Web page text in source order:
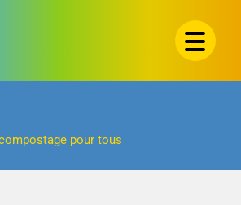
pour tous